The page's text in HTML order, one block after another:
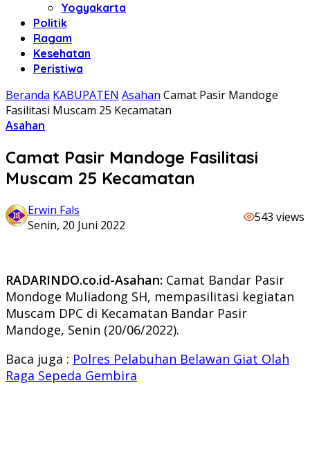
Yogyakarta
Politik
Ragam
Kesehatan
Peristiwa
Beranda KABUPATEN Asahan Camat Pasir Mandoge
Fasilitasi Muscam 25 Kecamatan
Asahan
Camat Pasir Mandoge Fasilitasi
Muscam 25 Kecamatan
Erwin Fals
Senin, 20 Juni 2022
543 views
RADARINDO.co.id-Asahan: Camat Bandar Pasir
Mondoge Muliadong SH, mempasilitasi kegiatan
Muscam DPC di Kecamatan Bandar Pasir
Mandoge, Senin (20/06/2022).
Baca juga : Polres Pelabuhan Belawan Giat Olah
Raga Sepeda Gembira